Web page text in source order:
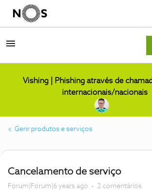
Vishing | Phishing através de
internacionais/nacionais
Gerir produtos e serviços
Cancelamento de serviço
Forum|Forum|6 years ago 2 comentários